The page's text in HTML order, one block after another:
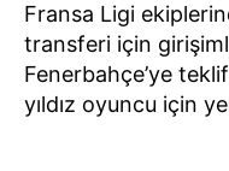
Fransa Ligi
transferi için
Fenerbahçe’ye
yıldız oyuncu için